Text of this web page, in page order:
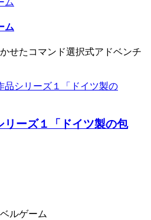
ム
せたコマンド選択式アドベンチ
リーズ１「ドイツ製の包
ルゲーム